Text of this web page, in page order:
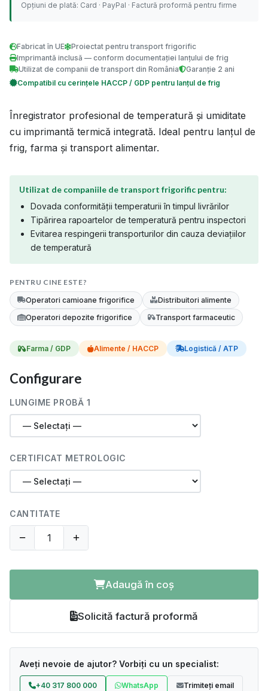
Opțiuni de plată: Card · PayPal · Factură proformă pentru firme
Fabricat în UE
Proiectat pentru transport frigorific
Imprimantă inclusă — conform documentației lanțului de frig
Utilizat de companii de transport din România
Garanție 2 ani
Compatibil cu cerințele HACCP / GDP pentru lanțul de frig
Înregistrator profesional de temperatură și umiditate
cu imprimantă termică integrată. Ideal pentru lanțul de
frig, farma și transport alimentar.
Utilizat de companiile de transport frigorific pentru:
Dovada conformității temperaturii în timpul livrărilor
Tipărirea rapoartelor de temperatură pentru inspectori
Evitarea respingerii transporturilor din cauza deviațiilor
de temperatură
PENTRU CINE ESTE?
Operatori camioane frigorifice
Distribuitori alimente
Operatori depozite frigorifice
Transport farmaceutic
Farma / GDP Alimente / HACCP Logistică / ATP
Configurare
LUNGIME PROBĂ 1
CERTIFICAT METROLOGIC
CANTITATE
− +
Adaugă în coș
Solicită factură proformă
Aveți nevoie de ajutor? Vorbiți cu un specialist:
+40 317 800 000 WhatsApp Trimiteți email